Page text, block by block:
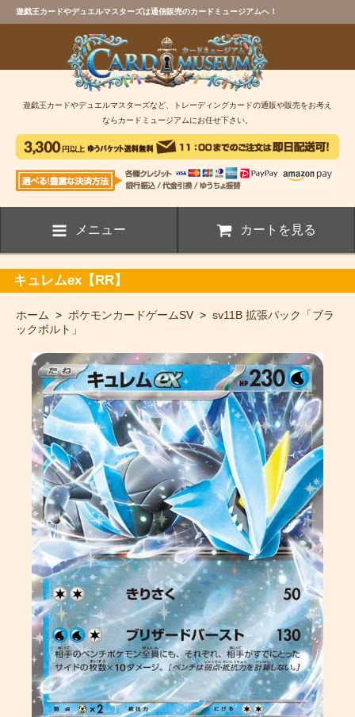
遊戯王カードやデュエルマスターズは通信販売のカードミュージアムへ！
遊戯王カードやデュエルマスターズなど、トレーディングカードの通販や販売をお考え
ならカードミュージアムにお任せ下さい。
メニュー カートを見る
キュレムex【RR】
ホーム > ポケモンカードゲームSV > sv11B 拡張パック「ブラ
ックボルト」